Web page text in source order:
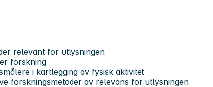
relevant for utlysningen
forskning
i kartlegging av fysisk aktivitet
forskningsmetoder av relevans for utlysningen